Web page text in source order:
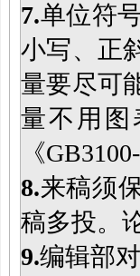
7.单位符
小写、正
量要尽可
量不用图
《
8.来稿须
稿多投。
9.编辑部